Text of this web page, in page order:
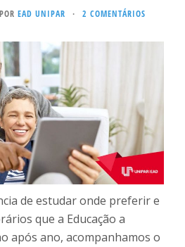
POR EAD UNIPAR · 2 COMENTÁRIOS
de estudar onde preferir e
que a Educação a
após ano, acompanhamos o